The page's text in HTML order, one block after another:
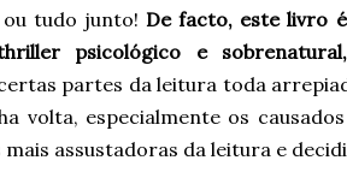
tudo junto! De facto, este livro
psicológico e
partes da leitura toda
volta, especialmente os
assustadoras da leitura e